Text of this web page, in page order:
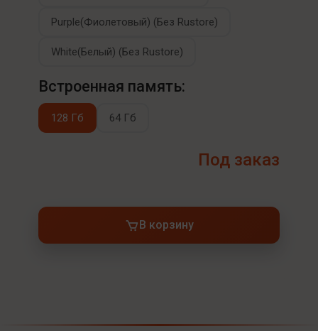
Purple(Фиолетовый) (Без Rustore)
White(Белый) (Без Rustore)
Встроенная память:
128 Гб 64 Гб
Под заказ
В корзину